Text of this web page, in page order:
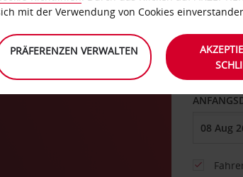
ABHOLEN
Eine
mit der Verwendung von Cookies
PRÄFERENZEN VERWALTEN